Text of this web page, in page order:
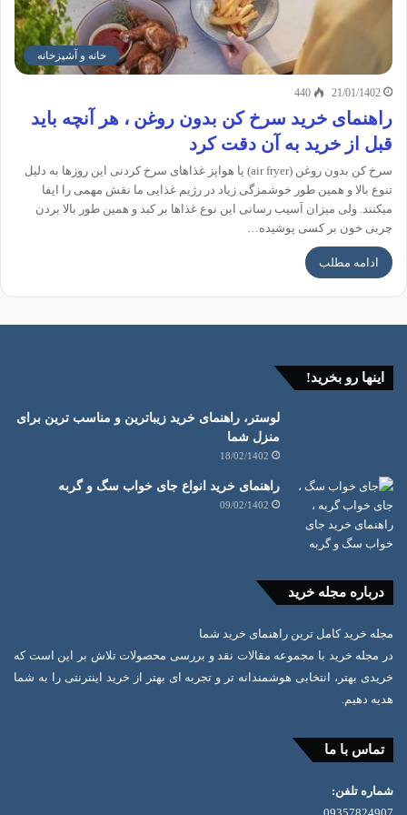
خانه و آشپزخانه
21/01/1402
440
راهنمای خرید سرخ کن بدون روغن ، هر آنچه باید
قبل از خرید به آن دقت کرد
سرخ کن بدون روغن (air fryer) یا هواپز غذاهای سرخ کردنی این روزها به دلیل
تنوع بالا و همین طور خوشمزگی زیاد در رژیم غذایی ما نقش مهمی را ایفا
میکنند. ولی میزان آسیب رسانی این نوع غذاها بر کبد و همین طور بالا بردن
چربی خون بر کسی پوشیده…
ادامه مطلب
اینها رو بخرید!
لوستر، راهنمای خرید زیباترین و مناسب ترین برای
منزل شما
18/02/1402
راهنمای خرید انواع جای خواب سگ و گربه
09/02/1402
درباره مجله خرید
مجله خرید کامل ترین راهنمای خرید شما
در مجله خرید با مجموعه مقالات نقد و بررسی محصولات تلاش بر این است که
خریدی بهتر، انتخابی هوشمندانه تر و تجربه ای بهتر از خرید اینترنتی را به شما
هدیه دهیم.
تماس با ما
شماره تلفن: